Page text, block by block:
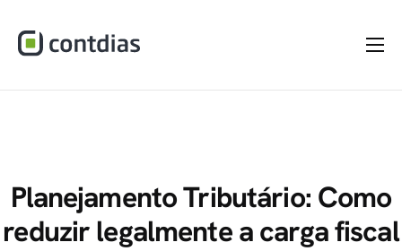
Materiais
Dúvidas
Planejamento Tributário: Como
reduzir legalmente a carga fiscal